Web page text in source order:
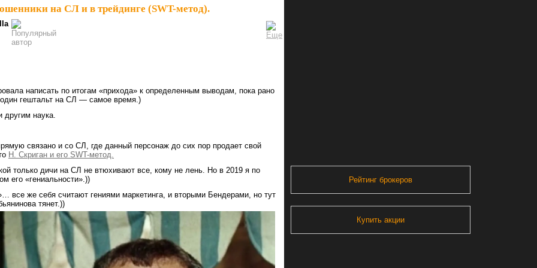
на СЛ и в трейдинге (SWT-метод).
написать по итогам «прихода» к определенным выводам, пока рано
один гештальт на СЛ — самое время.)
наука.
связано и со СЛ, где данный персонаж до сих пор продает свой
Н. Скриган и его SWT-метод.
только дичи на СЛ не втюхивают все, кому не лень. Но в 2019 я по
его «гениальности».))
все же себя считают гениями маркетинга, и вторыми Бендерами, но тут
тянет.))
Рейтинг брокеров
Купить акции